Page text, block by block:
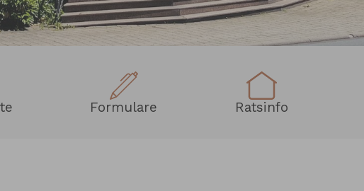
Formulare Ratsinfo